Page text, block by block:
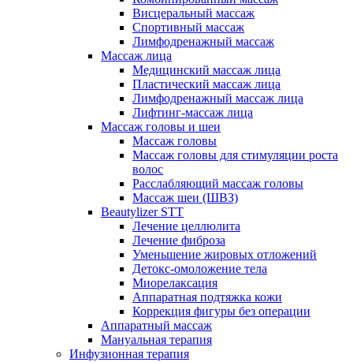
Висцеральный массаж
Спортивный массаж
Лимфодренажный массаж
Массаж лица
Медицинский массаж лица
Пластический массаж лица
Лимфодренажный массаж лица
Лифтинг-массаж лица
Массаж головы и шеи
Массаж головы
Массаж головы для стимуляции роста
волос
Расслабляющий массаж головы
Массаж шеи (ШВЗ)
Beautylizer STT
Лечение целлюлита
Лечение фиброза
Уменьшение жировых отложений
Детокс-омоложение тела
Миорелаксация
Аппаратная подтяжка кожи
Коррекция фигуры без операции
Аппаратный массаж
Мануальная терапия
Инфузионная терапия